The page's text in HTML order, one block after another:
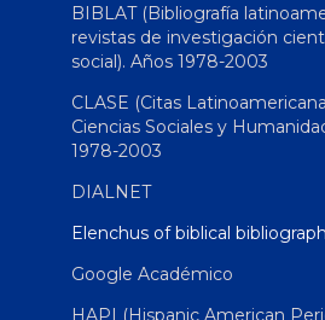
BIBLAT (Bibliografía
revistas de investigación
social). Años 1978-2003
CLASE (Citas
Ciencias Sociales y
1978-2003
DIALNET
Elenchus of biblical
Google Académico
HAPI (Hispanic American